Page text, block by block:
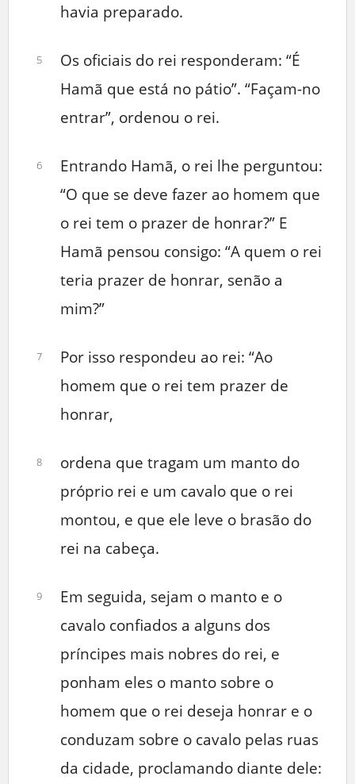
havia preparado.
5
Os oficiais do rei responderam: “É
Hamã que está no pátio”. “Façam-no
entrar”, ordenou o rei.
6
Entrando Hamã, o rei lhe perguntou:
“O que se deve fazer ao homem que
o rei tem o prazer de honrar?” E
Hamã pensou consigo: “A quem o rei
teria prazer de honrar, senão a
mim?”
7
Por isso respondeu ao rei: “Ao
homem que o rei tem prazer de
honrar,
8
ordena que tragam um manto do
próprio rei e um cavalo que o rei
montou, e que ele leve o brasão do
rei na cabeça.
9
Em seguida, sejam o manto e o
cavalo confiados a alguns dos
príncipes mais nobres do rei, e
ponham eles o manto sobre o
homem que o rei deseja honrar e o
conduzam sobre o cavalo pelas ruas
da cidade, proclamando diante dele: